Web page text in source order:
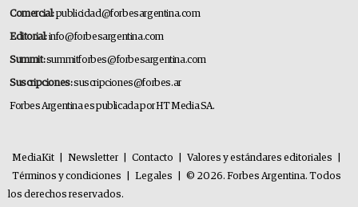
Comercial:publicidad@forbesargentina.com
Editorial:info@forbesargentina.com
Summit:summitforbes@forbesargentina.com
Suscripciones:suscripciones@forbes.ar
Forbes Argentina es publicada por HT Media SA.
MediaKit Newsletter Contacto Valores y estándares editoriales
Términos y condiciones
Legales
© 2026. Forbes Argentina. Todos
los derechos reservados.